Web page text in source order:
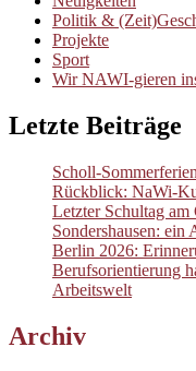
Politik &
Projekte
Sport
Wir NAWI-gieren
Letzte Beiträge
Scholl-
Rückblick: NaWi-
Letzter Schultag
Sondershausen: ein
Berlin 2026:
Berufsorientierung
Arbeitswelt
Archiv